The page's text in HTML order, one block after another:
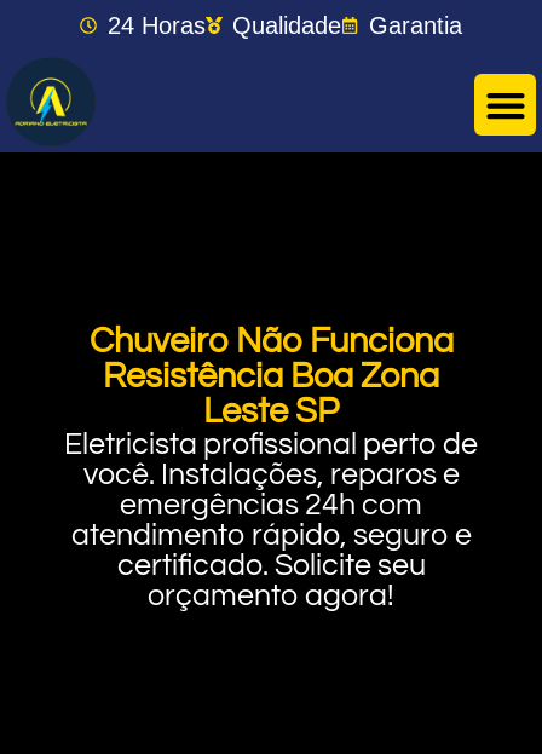
24 Horas Qualidade Garantia
Chuveiro Não Funciona
Resistência Boa Zona
Leste SP
Eletricista profissional perto de
você. Instalações, reparos e
emergências 24h com
atendimento rápido, seguro e
certificado. Solicite seu
orçamento agora!